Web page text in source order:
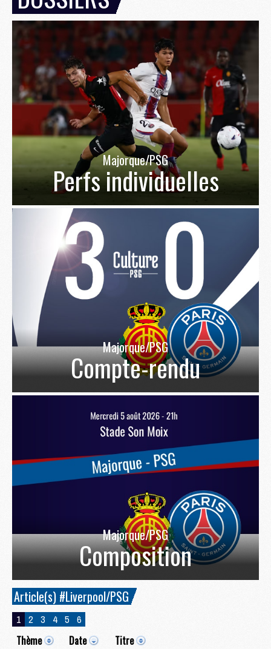
Majorque/PSG
Perfs individuelles
Majorque/PSG
Compte-rendu
Majorque/PSG
Composition
Article(s) #Liverpool/PSG
1 2 3 4 5 6
Thème Date Titre